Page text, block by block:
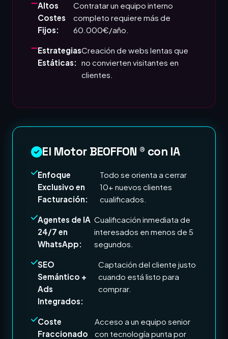
Altos
Costes
Fijos:
Contratar un equipo interno
completo requiere más de
60.000€/año.
Estrategias
Estáticas:
Creación de webs lentas que
no convierten visitantes en
clientes.
El Motor BEOFFON ® con IA
Enfoque
Exclusivo en
Facturación:
Todo se orienta a cerrar
10+ nuevos clientes
cualificados.
Agentes de IA
24/7 en
WhatsApp:
Cualificación inmediata de
interesados en menos de 5
segundos.
SEO
Semántico +
Ads
Integrados:
Captación del cliente justo
cuando está listo para
comprar.
Coste
Fraccionado
Acceso a un equipo senior
con tecnología punta por